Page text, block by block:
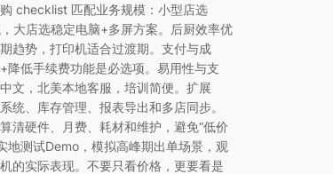
checklist 匹配业务规模：小型店选
大店选稳定电脑+多屏方案。后厨效率优
趋势，打印机适合过渡期。支付与成
降低手续费功能是必选项。易用性与支
文，北美本地客服，培训简便。扩展
统、库存管理、报表导出和多店同步。
清硬件、月费、耗材和维护，避免“低价
地测试Demo，模拟高峰期出单场景，观
的实际表现。不要只看价格，更要看是